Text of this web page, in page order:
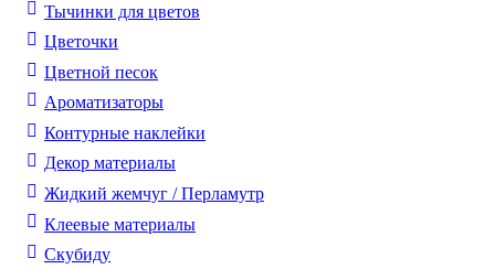
Тычинки для цветов
Цветочки
Цветной песок
Ароматизаторы
Контурные наклейки
Декор материалы
Жидкий жемчуг / Перламутр
Клеевые материалы
Скубиду